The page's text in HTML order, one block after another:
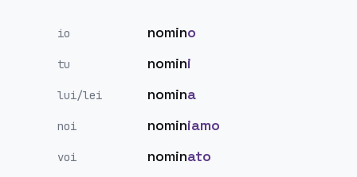
io nomino
tu nomini
lui/lei nomina
noi nominiamo
voi nominato